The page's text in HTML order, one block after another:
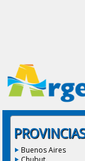
Buenos Aires